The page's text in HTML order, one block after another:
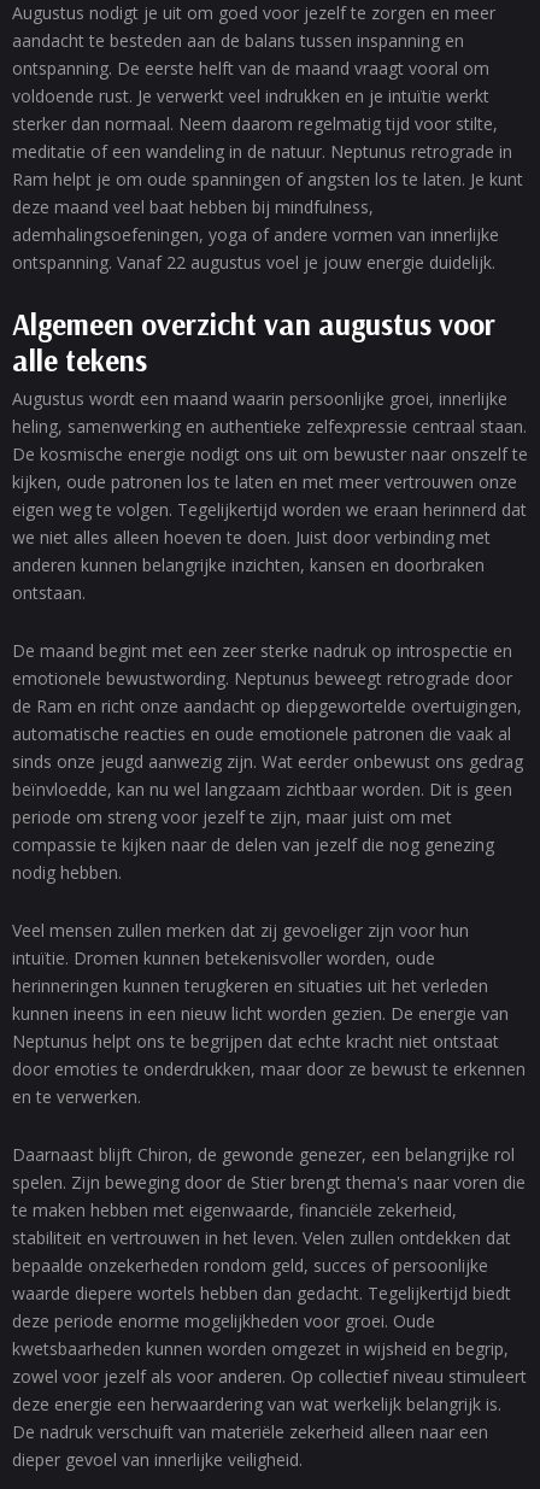
Augustus nodigt je uit om goed voor jezelf te zorgen en meer
aandacht te besteden aan de balans tussen inspanning en
ontspanning. De eerste helft van de maand vraagt vooral om
voldoende rust. Je verwerkt veel indrukken en je intuïtie werkt
sterker dan normaal. Neem daarom regelmatig tijd voor stilte,
meditatie of een wandeling in de natuur. Neptunus retrograde in
Ram helpt je om oude spanningen of angsten los te laten. Je kunt
deze maand veel baat hebben bij mindfulness,
ademhalingsoefeningen, yoga of andere vormen van innerlijke
ontspanning. Vanaf 22 augustus voel je jouw energie duidelijk.
Algemeen overzicht van augustus voor
alle tekens
Augustus wordt een maand waarin persoonlijke groei, innerlijke
heling, samenwerking en authentieke zelfexpressie centraal staan.
De kosmische energie nodigt ons uit om bewuster naar onszelf te
kijken, oude patronen los te laten en met meer vertrouwen onze
eigen weg te volgen. Tegelijkertijd worden we eraan herinnerd dat
we niet alles alleen hoeven te doen. Juist door verbinding met
anderen kunnen belangrijke inzichten, kansen en doorbraken
ontstaan.
De maand begint met een zeer sterke nadruk op introspectie en
emotionele bewustwording. Neptunus beweegt retrograde door
de Ram en richt onze aandacht op diepgewortelde overtuigingen,
automatische reacties en oude emotionele patronen die vaak al
sinds onze jeugd aanwezig zijn. Wat eerder onbewust ons gedrag
beïnvloedde, kan nu wel langzaam zichtbaar worden. Dit is geen
periode om streng voor jezelf te zijn, maar juist om met
compassie te kijken naar de delen van jezelf die nog genezing
nodig hebben.
Veel mensen zullen merken dat zij gevoeliger zijn voor hun
intuïtie. Dromen kunnen betekenisvoller worden, oude
herinneringen kunnen terugkeren en situaties uit het verleden
kunnen ineens in een nieuw licht worden gezien. De energie van
Neptunus helpt ons te begrijpen dat echte kracht niet ontstaat
door emoties te onderdrukken, maar door ze bewust te erkennen
en te verwerken.
Daarnaast blijft Chiron, de gewonde genezer, een belangrijke rol
spelen. Zijn beweging door de Stier brengt thema's naar voren die
te maken hebben met eigenwaarde, financiële zekerheid,
stabiliteit en vertrouwen in het leven. Velen zullen ontdekken dat
bepaalde onzekerheden rondom geld, succes of persoonlijke
waarde diepere wortels hebben dan gedacht. Tegelijkertijd biedt
deze periode enorme mogelijkheden voor groei. Oude
kwetsbaarheden kunnen worden omgezet in wijsheid en begrip,
zowel voor jezelf als voor anderen. Op collectief niveau stimuleert
deze energie een herwaardering van wat werkelijk belangrijk is.
De nadruk verschuift van materiële zekerheid alleen naar een
dieper gevoel van innerlijke veiligheid.